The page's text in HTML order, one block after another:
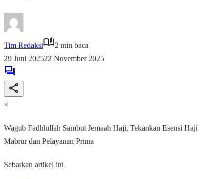
Tim Redaksi
2 min baca
29 Juni 202522 November 2025
×
Wagub Fadhlullah Sambut Jemaah Haji, Tekankan Esensi Haji
Mabrur dan Pelayanan Prima
Sebarkan artikel ini